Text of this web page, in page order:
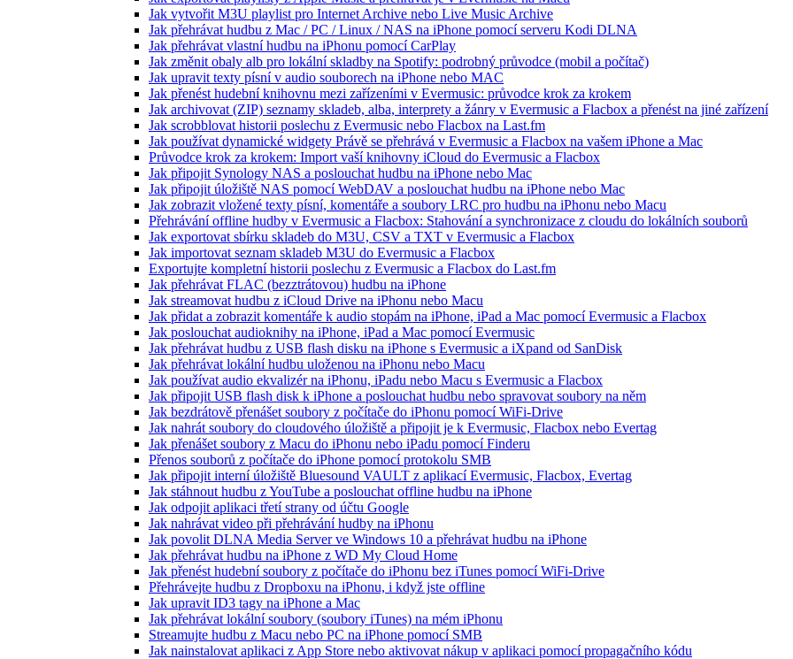
Jak vytvořit M3U playlist pro Internet Archive nebo Live Music Archive
Jak přehrávat hudbu z Mac / PC / Linux / NAS na iPhone pomocí serveru Kodi DLNA
Jak přehrávat vlastní hudbu na iPhonu pomocí CarPlay
Jak změnit obaly alb pro lokální skladby na Spotify: podrobný průvodce (mobil a počítač)
Jak upravit texty písní v audio souborech na iPhone nebo MAC
Jak přenést hudební knihovnu mezi zařízeními v Evermusic: průvodce krok za krokem
Jak archivovat (ZIP) seznamy skladeb, alba, interprety a žánry v Evermusic a Flacbox a přenést na jiné zařízení
Jak scrobblovat historii poslechu z Evermusic nebo Flacbox na Last.fm
Jak používat dynamické widgety Právě se přehrává v Evermusic a Flacbox na vašem iPhone a Mac
Průvodce krok za krokem: Import vaší knihovny iCloud do Evermusic a Flacbox
Jak připojit Synology NAS a poslouchat hudbu na iPhone nebo Mac
Jak připojit úložiště NAS pomocí WebDAV a poslouchat hudbu na iPhone nebo Mac
Jak zobrazit vložené texty písní, komentáře a soubory LRC pro hudbu na iPhonu nebo Macu
Přehrávání offline hudby v Evermusic a Flacbox: Stahování a synchronizace z cloudu do lokálních souborů
Jak exportovat sbírku skladeb do M3U, CSV a TXT v Evermusic a Flacbox
Jak importovat seznam skladeb M3U do Evermusic a Flacbox
Exportujte kompletní historii poslechu z Evermusic a Flacbox do Last.fm
Jak přehrávat FLAC (bezztrátovou) hudbu na iPhone
Jak streamovat hudbu z iCloud Drive na iPhonu nebo Macu
Jak přidat a zobrazit komentáře k audio stopám na iPhone, iPad a Mac pomocí Evermusic a Flacbox
Jak poslouchat audioknihy na iPhone, iPad a Mac pomocí Evermusic
Jak přehrávat hudbu z USB flash disku na iPhone s Evermusic a iXpand od SanDisk
Jak přehrávat lokální hudbu uloženou na iPhonu nebo Macu
Jak používat audio ekvalizér na iPhonu, iPadu nebo Macu s Evermusic a Flacbox
Jak připojit USB flash disk k iPhone a poslouchat hudbu nebo spravovat soubory na něm
Jak bezdrátově přenášet soubory z počítače do iPhonu pomocí WiFi-Drive
Jak nahrát soubory do cloudového úložiště a připojit je k Evermusic, Flacbox nebo Evertag
Jak přenášet soubory z Macu do iPhonu nebo iPadu pomocí Finderu
Přenos souborů z počítače do iPhone pomocí protokolu SMB
Jak připojit interní úložiště Bluesound VAULT z aplikací Evermusic, Flacbox, Evertag
Jak stáhnout hudbu z YouTube a poslouchat offline hudbu na iPhone
Jak odpojit aplikaci třetí strany od účtu Google
Jak nahrávat video při přehrávání hudby na iPhonu
Jak povolit DLNA Media Server ve Windows 10 a přehrávat hudbu na iPhone
Jak přehrávat hudbu na iPhone z WD My Cloud Home
Jak přenést hudební soubory z počítače do iPhonu bez iTunes pomocí WiFi-Drive
Přehrávejte hudbu z Dropboxu na iPhonu, i když jste offline
Jak upravit ID3 tagy na iPhone a Mac
Jak přehrávat lokální soubory (soubory iTunes) na mém iPhonu
Streamujte hudbu z Macu nebo PC na iPhone pomocí SMB
Jak nainstalovat aplikaci z App Store nebo aktivovat nákup v aplikaci pomocí propagačního kódu